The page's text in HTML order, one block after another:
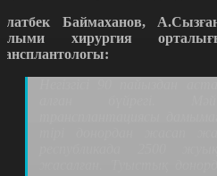
Баймаханов,
хирургия